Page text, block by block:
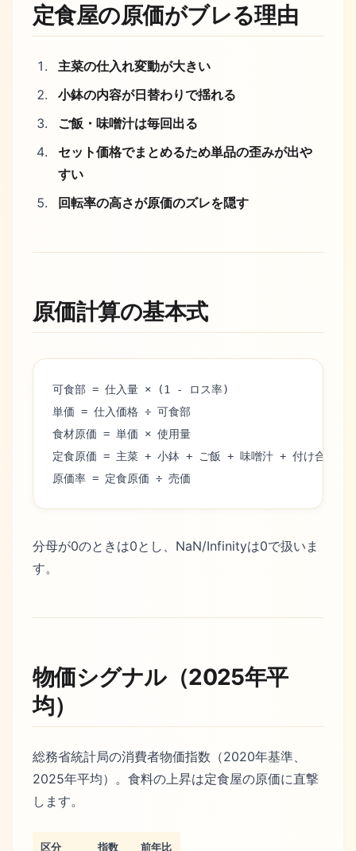
定食屋の原価がブレる理由
主菜の仕入れ変動が大きい
小鉢の内容が日替わりで揺れる
ご飯・味噌汁は毎回出る
セット価格でまとめるため単品の歪みが出や
すい
回転率の高さが原価のズレを隠す
原価計算の基本式
可食部 = 仕入量 × (1 - ロス率)
単価 = 仕入価格 ÷ 可食部
食材原価 = 単価 × 使用量
定食原価 = 主菜 + 小鉢 + ご飯 + 味噌汁 + 付け合わせ
原価率 = 定食原価 ÷ 売価
分母が0のときは0とし、NaN/Infinityは0で扱いま
す。
物価シグナル（2025年平
均）
総務省統計局の消費者物価指数（2020年基準、
2025年平均）。食料の上昇は定食屋の原価に直撃
します。
区分 指数 前年比